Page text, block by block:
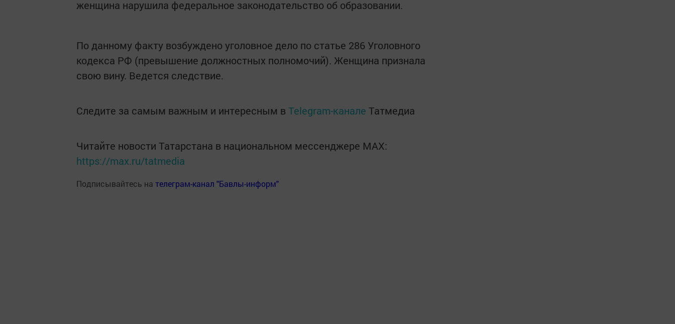
женщина нарушила федеральное законодательство об образовании.
По данному факту возбуждено уголовное дело по статье 286 Уголовного
кодекса РФ (превышение должностных полномочий). Женщина признала
свою вину. Ведется следствие.
Следите за самым важным и интересным в Telegram-канале Татмедиа
Читайте новости Татарстана в национальном мессенджере MАХ:
https://max.ru/tatmedia
Подписывайтесь на телеграм-канал "Бавлы-информ"